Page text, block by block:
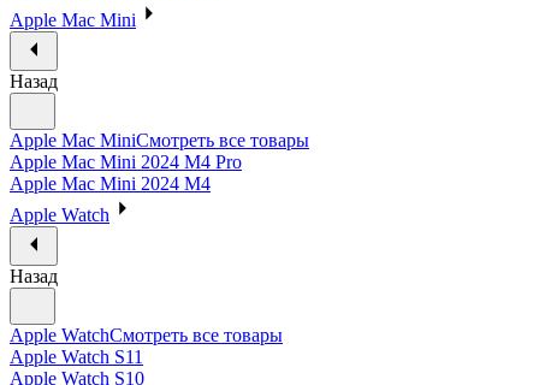
Apple Mac Mini
Назад
Apple Mac MiniСмотреть все товары
Apple Mac Mini 2024 M4 Pro
Apple Mac Mini 2024 M4
Apple Watch
Назад
Apple WatchСмотреть все товары
Apple Watch S11
Apple Watch S10